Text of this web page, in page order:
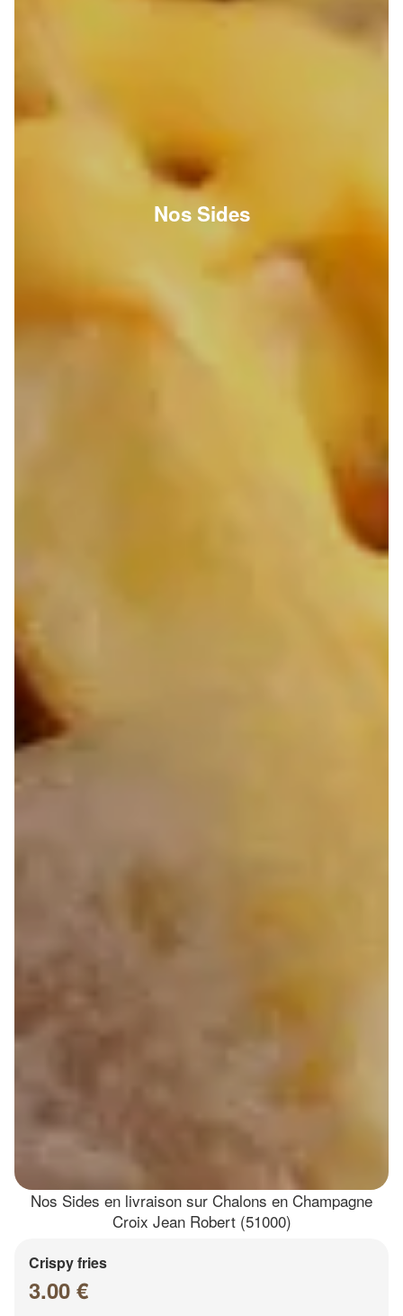
Nos Sides
Nos Sides en livraison sur Chalons en Champagne
Croix Jean Robert (51000)
Crispy fries
3.00 €